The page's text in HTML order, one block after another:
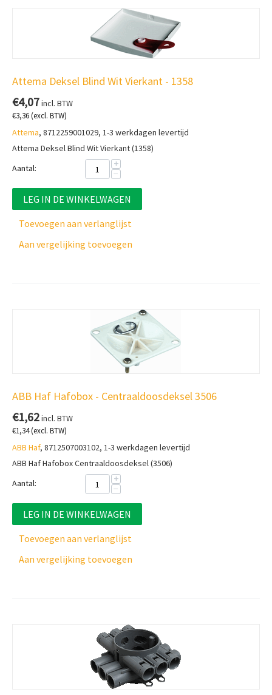
Attema Deksel Blind Wit Vierkant - 1358
€4,07incl. BTW
€3,36(excl. BTW)
Attema, 8712259001029, 1-3 werkdagen levertijd
Attema Deksel Blind Wit Vierkant (1358)
Aantal:
+
−
LEG IN DE WINKELWAGEN
Toevoegen aan verlanglijst
Aan vergelijking toevoegen
ABB Haf Hafobox - Centraaldoosdeksel 3506
€1,62incl. BTW
€1,34(excl. BTW)
ABB Haf, 8712507003102, 1-3 werkdagen levertijd
ABB Haf Hafobox Centraaldoosdeksel (3506)
Aantal:
+
−
LEG IN DE WINKELWAGEN
Toevoegen aan verlanglijst
Aan vergelijking toevoegen